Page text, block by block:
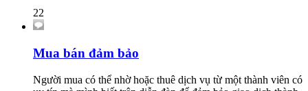
22
Mua bán đảm bảo
Người mua có thể nhờ hoặc thuê dịch vụ từ một thành viên có